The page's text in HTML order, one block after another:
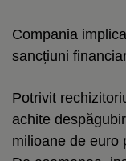
Compania
sancțiuni
Potrivit
achite
milioane de euro